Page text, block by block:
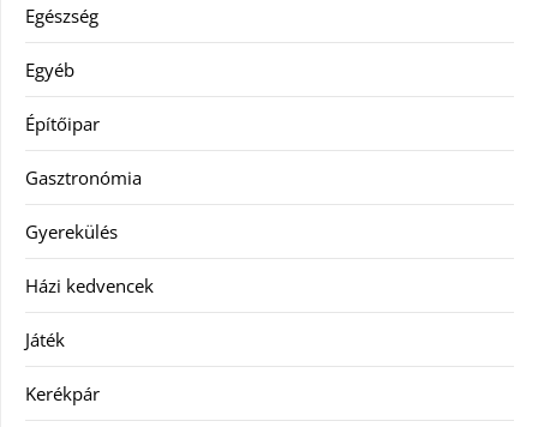
Egészség
Egyéb
Építőipar
Gasztronómia
Gyerekülés
Házi kedvencek
Játék
Kerékpár